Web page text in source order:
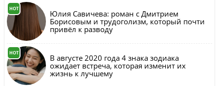
HOT
Юлия Савичева: роман с Дмитрием
Борисовым и трудоголизм, который почти
привёл к разводу
HOT
В августе 2020 года 4 знака зодиака
ожидает встреча, которая изменит их
жизнь к лучшему